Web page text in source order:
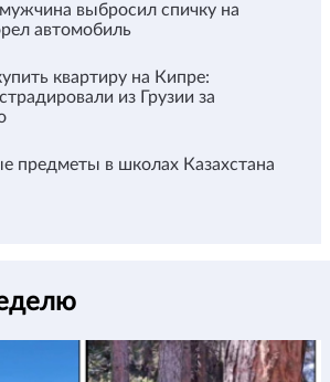
выбросил спичку на
автомобиль
квартиру на Кипре:
из Грузии за
предметы в школах Казахстана